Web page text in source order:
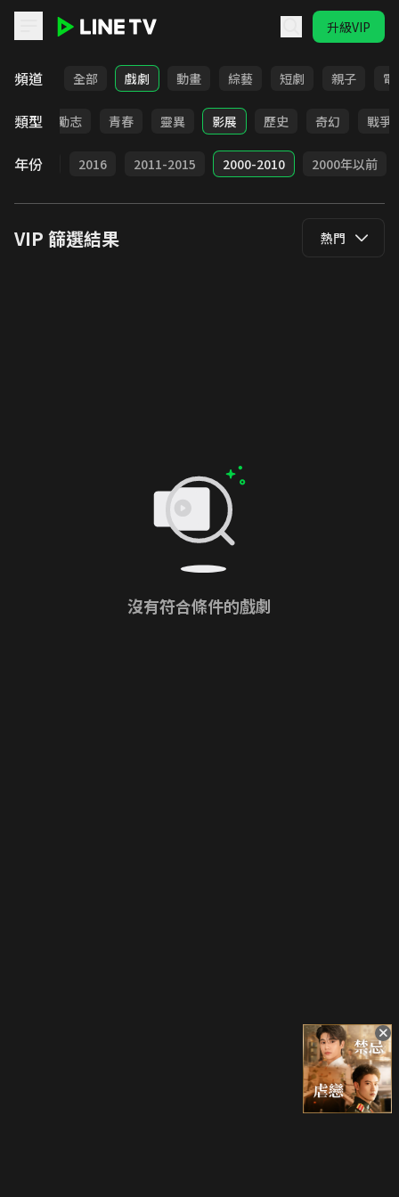
升級VIP
頻道 全部 戲劇 動畫 綜藝 短劇 親子 電
類型
職場 勵志 青春 靈異 影展 歷史 奇幻 戰爭
年份
2017 2016 2011-2015 2000-2010 2000年以前
VIP 篩選結果 熱門
沒有符合條件的戲劇